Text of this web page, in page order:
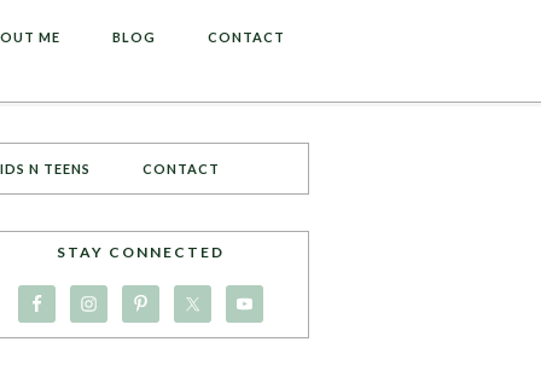
ME BLOG CONTACT
N TEENS CONTACT
STAY CONNECTED